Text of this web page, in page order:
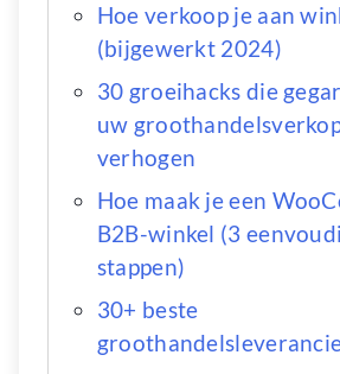
Hoe verkoop je aan
(bijgewerkt 2024)
30 groeihacks die
uw
verhogen
Hoe maak je een
B2B-winkel (3
stappen)
30+ beste